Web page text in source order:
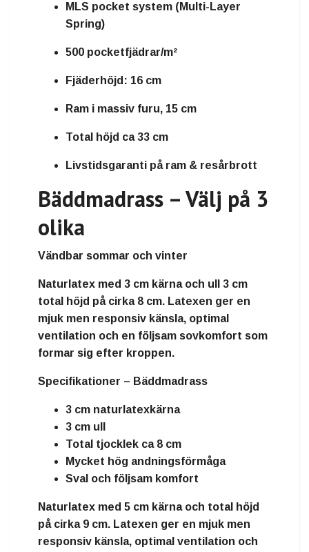
MLS pocket system (Multi-Layer
Spring)
500 pocketfjädrar/m²
Fjäderhöjd: 16 cm
Ram i massiv furu, 15 cm
Total höjd ca 33 cm
Livstidsgaranti på ram & resårbrott
Bäddmadrass – Välj på 3
olika
Vändbar sommar och vinter
Naturlatex med 3 cm kärna och ull 3 cm
total höjd på cirka 8 cm. Latexen ger en
mjuk men responsiv känsla, optimal
ventilation och en följsam sovkomfort som
formar sig efter kroppen.
Specifikationer – Bäddmadrass
3 cm naturlatexkärna
3 cm ull
Total tjocklek ca 8 cm
Mycket hög andningsförmåga
Sval och följsam komfort
Naturlatex med 5 cm kärnaoch total höjd
på cirka 9 cm. Latexen ger en mjuk men
responsiv känsla, optimal ventilation och